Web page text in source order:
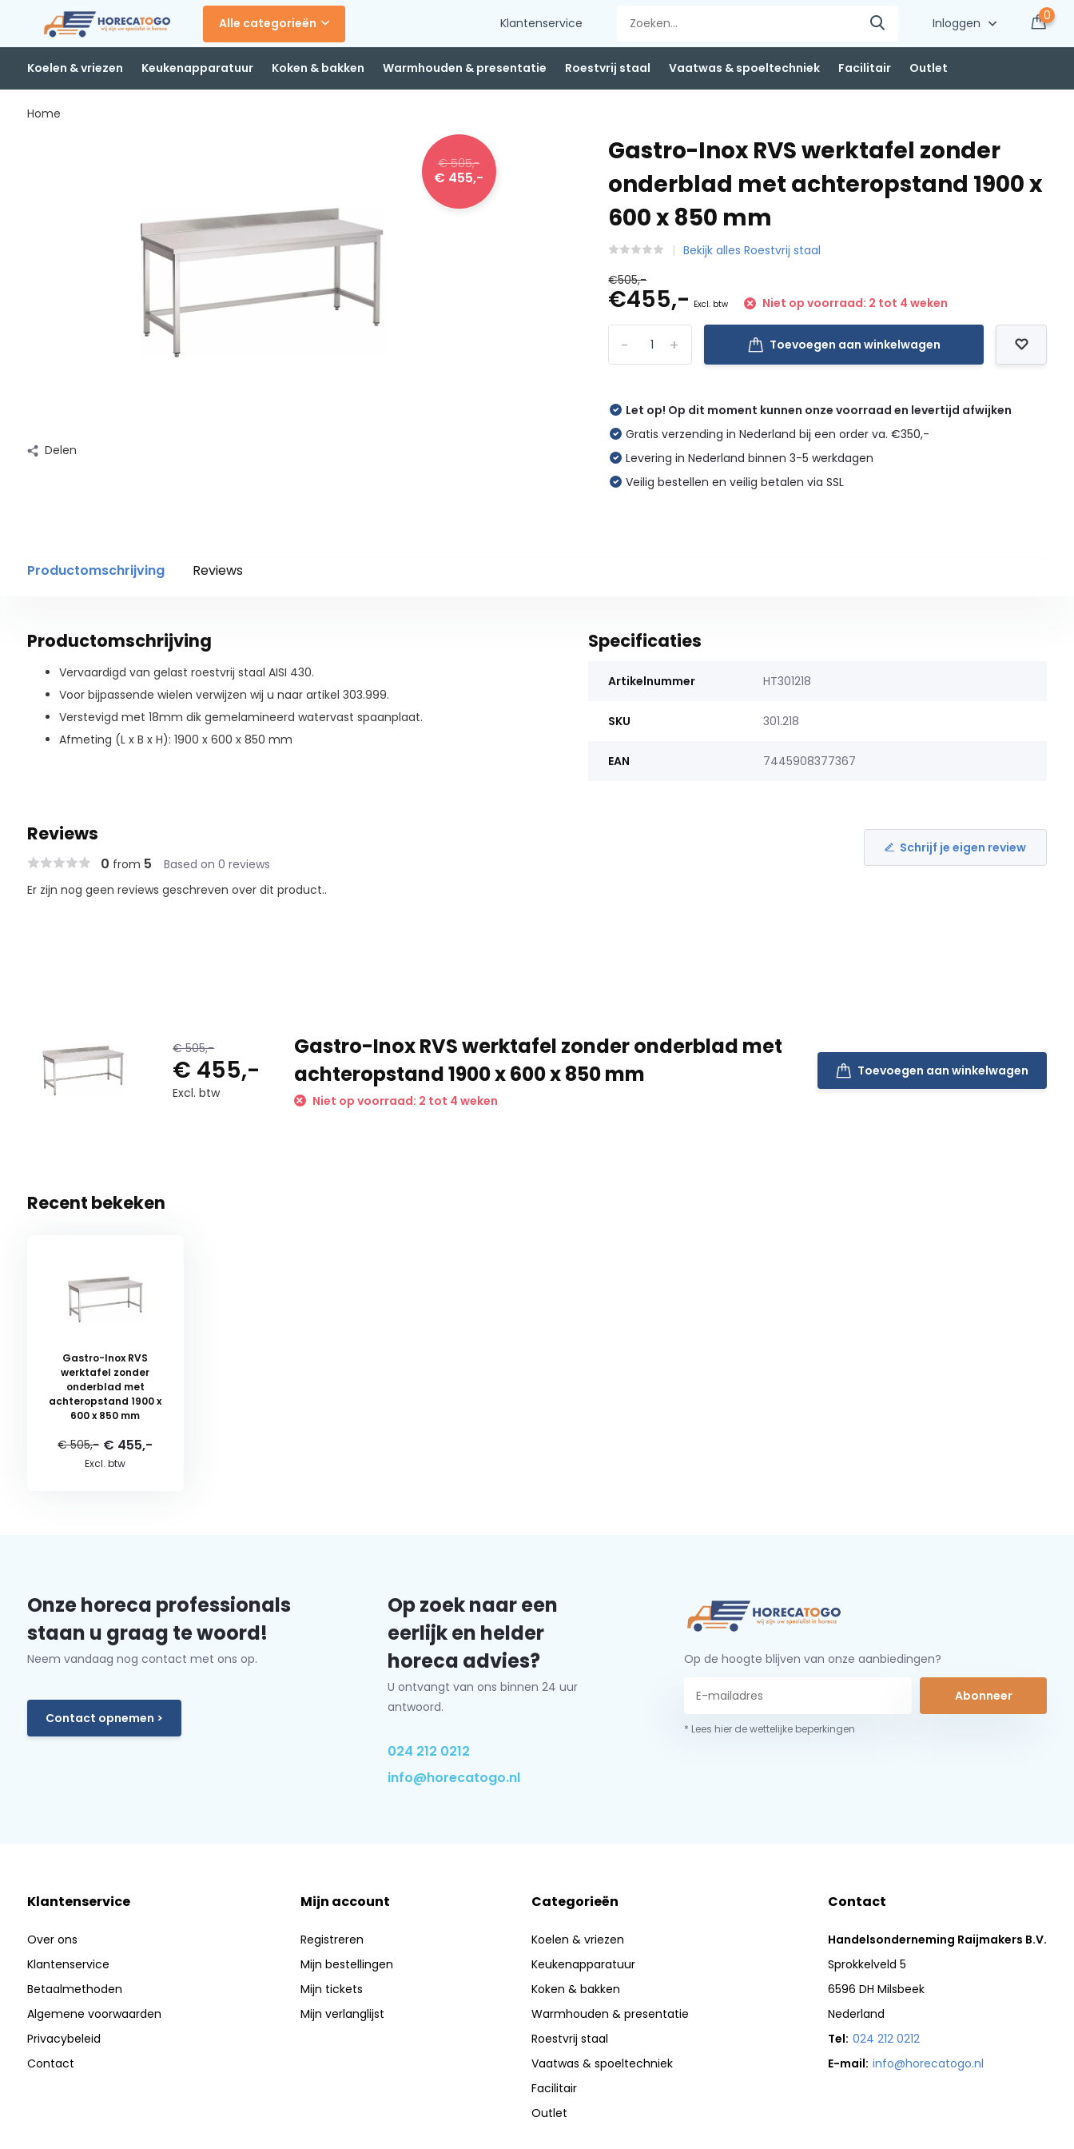
Alle categorieën Klantenservice Inloggen
0
Koelen & vriezen Keukenapparatuur Koken & bakken Warmhouden & presentatie Roestvrij staal Vaatwas & spoeltechniek Facilitair Outlet
Home
€ 505,-
€ 455,-
Delen
Gastro-Inox RVS werktafel zonder
onderblad met achteropstand 1900 x
600 x 850 mm
Bekijk alles Roestvrij staal
€505,-
€455,- Excl. btw Niet op voorraad: 2 tot 4 weken
+
- Toevoegen aan winkelwagen
Let op! Op dit moment kunnen onze voorraad en levertijd afwijken
Gratis verzending in Nederland bij een order va. €350,-
Levering in Nederland binnen 3-5 werkdagen
Veilig bestellen en veilig betalen via SSL
Productomschrijving Reviews
Productomschrijving
Vervaardigd van gelast roestvrij staal AISI 430.
Voor bijpassende wielen verwijzen wij u naar artikel 303.999.
Verstevigd met 18mm dik gemelamineerd watervast spaanplaat.
Afmeting (L x B x H): 1900 x 600 x 850 mm
Specificaties
Artikelnummer HT301218
SKU 301.218
EAN 7445908377367
Reviews
0 from 5 Based on 0 reviews
Schrijf je eigen review
Er zijn nog geen reviews geschreven over dit product..
€ 505,-
€ 455,-
Excl. btw
Gastro-Inox RVS werktafel zonder onderblad met
achteropstand 1900 x 600 x 850 mm
Niet op voorraad: 2 tot 4 weken
Toevoegen aan winkelwagen
Recent bekeken
Gastro-Inox RVS
werktafel zonder
onderblad met
achteropstand 1900 x
600 x 850 mm
€ 505,- € 455,-
Excl. btw
Onze horeca professionals
staan u graag te woord!
Neem vandaag nog contact met ons op.
Contact opnemen >
Op zoek naar een
eerlijk en helder
horeca advies?
U ontvangt van ons binnen 24 uur
antwoord.
024 212 0212
info@horecatogo.nl
Op de hoogte blijven van onze aanbiedingen?
Abonneer
* Lees hier de wettelijke beperkingen
Klantenservice
Over ons
Klantenservice
Betaalmethoden
Algemene voorwaarden
Privacybeleid
Contact
Mijn account
Registreren
Mijn bestellingen
Mijn tickets
Mijn verlanglijst
Categorieën
Koelen & vriezen
Keukenapparatuur
Koken & bakken
Warmhouden & presentatie
Roestvrij staal
Vaatwas & spoeltechniek
Facilitair
Outlet
Contact
Handelsonderneming Raijmakers B.V.
Sprokkelveld 5
6596 DH Milsbeek
Nederland
Tel: 024 212 0212
E-mail: info@horecatogo.nl